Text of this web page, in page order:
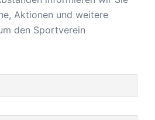
Aktionen und weitere
den Sportverein